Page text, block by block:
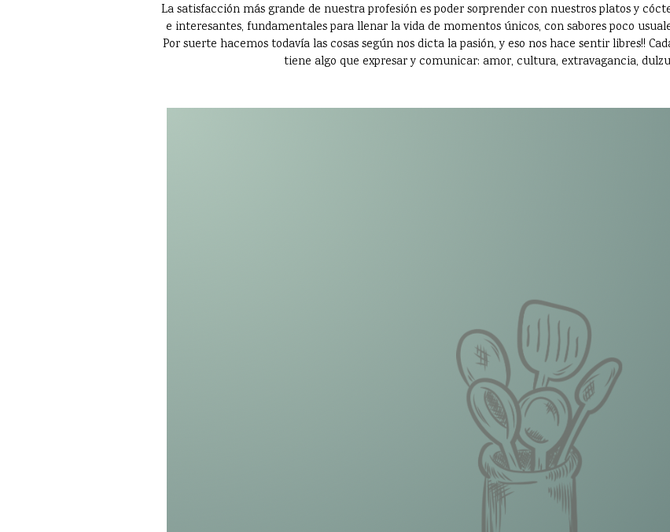
La satisfacción más grande de nuestra profesión es poder sorprender con nuestros platos y
e interesantes, fundamentales para llenar la vida de momentos únicos, con sabores poco
Por suerte hacemos todavía las cosas según nos dicta la pasión, y eso nos hace sentir libres!!
tiene algo que expresar y comunicar: amor, cultura, extravagancia,